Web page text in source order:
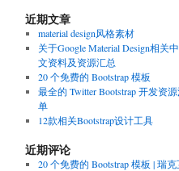
近期文章
material design风格素材
关于Google Material Design相关中
文资料及资源汇总
20 个免费的 Bootstrap 模板
最全的 Twitter Bootstrap 开发资
单
12款相关Bootstrap设计工具
近期评论
20 个免费的 Bootstrap 模板 | 瑞克